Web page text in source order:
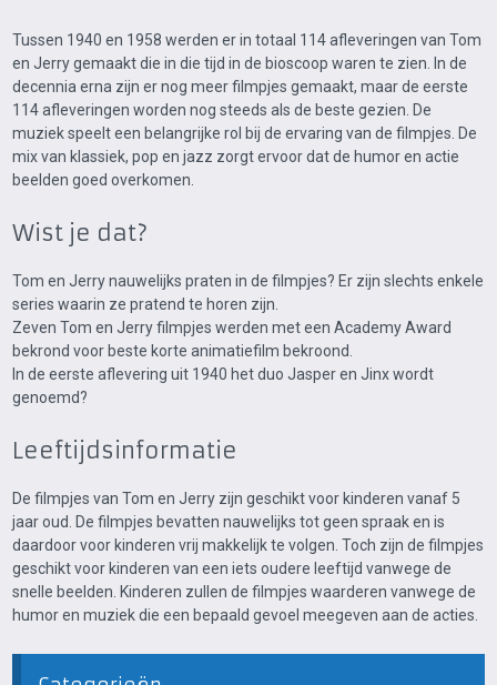
Tussen 1940 en 1958 werden er in totaal 114 afleveringen van Tom
en Jerry gemaakt die in die tijd in de bioscoop waren te zien. In de
decennia erna zijn er nog meer filmpjes gemaakt, maar de eerste
114 afleveringen worden nog steeds als de beste gezien. De
muziek speelt een belangrijke rol bij de ervaring van de filmpjes. De
mix van klassiek, pop en jazz zorgt ervoor dat de humor en actie
beelden goed overkomen.
Wist je dat?
Tom en Jerry nauwelijks praten in de filmpjes? Er zijn slechts enkele
series waarin ze pratend te horen zijn.
Zeven Tom en Jerry filmpjes werden met een Academy Award
bekrond voor beste korte animatiefilm bekroond.
In de eerste aflevering uit 1940 het duo Jasper en Jinx wordt
genoemd?
Leeftijdsinformatie
De filmpjes van Tom en Jerry zijn geschikt voor kinderen vanaf 5
jaar oud. De filmpjes bevatten nauwelijks tot geen spraak en is
daardoor voor kinderen vrij makkelijk te volgen. Toch zijn de filmpjes
geschikt voor kinderen van een iets oudere leeftijd vanwege de
snelle beelden. Kinderen zullen de filmpjes waarderen vanwege de
humor en muziek die een bepaald gevoel meegeven aan de acties.